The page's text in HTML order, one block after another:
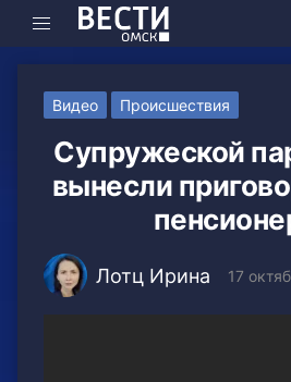
Видео Происшествия
Супружеской
вынесли
Лотц Ирина 17